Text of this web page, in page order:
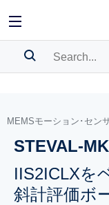
BOOKMARK
Please log in to
MEMSモーション･セン
STEVAL-
IIS2ICLXを
斜計評価ボ